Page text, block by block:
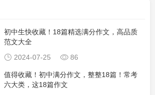
初中生快收藏！18篇精选满分作文，高品质
范文大全
2024-07-25
86
值得收藏！初中满分作文，整整18篇！常考
六大类，这18篇作文